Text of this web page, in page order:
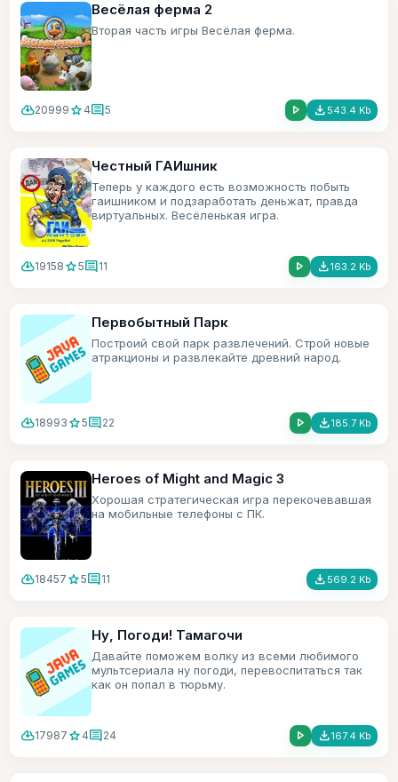
Весёлая ферма 2
Вторая часть игры Весёлая ферма.
cloud_download20999 star 4comment5 play_arrow file_download 543.4 Kb
Честный ГАИшник
Теперь у каждого есть возможность побыть
гаишником и подзаработать деньжат, правда
виртуальных. Весёленькая игра.
cloud_download19158 star5comment11 play_arrow file_download163.2 Kb
Первобытный Парк
Построий свой парк развлечений. Строй новые
атракционы и развлекайте древний народ.
cloud_download18993 star5comment22 play_arrow file_download185.7 Kb
Heroes of Might and Magic 3
Хорошая стратегическая игра перекочевавшая
на мобильные телефоны с ПК.
cloud_download18457 star5comment11 file_download 569.2 Kb
Ну, Погоди! Тамагочи
Давайте поможем волку из всеми любимого
мультсериала ну погоди, перевоспитаться так
как он попал в тюрьму.
cloud_download17987 star 4comment24 play_arrow file_download167.4 Kb